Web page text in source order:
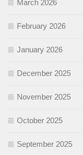
March 2026
February 2026
January 2026
December 2025
November 2025
October 2025
September 2025